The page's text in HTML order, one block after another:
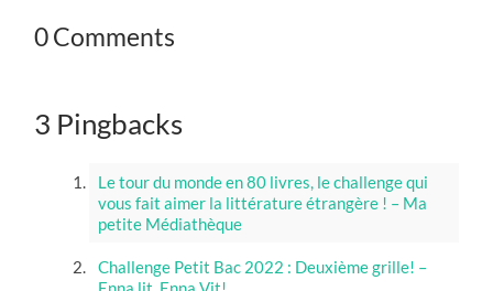
0 Comments
3 Pingbacks
Le tour du monde en 80 livres, le challenge qui
vous fait aimer la littérature étrangère ! – Ma
petite Médiathèque
Challenge Petit Bac 2022 : Deuxième grille! –